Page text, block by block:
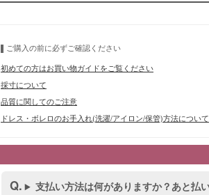
ご購入の前に必ずご確認ください
初めての方はお買い物ガイドをご覧ください
採寸について
品質に関してのご注意
ドレス・ボレロのお手入れ(洗濯/アイロン/保管)方法について
支払い方法は何がありますか？あと払